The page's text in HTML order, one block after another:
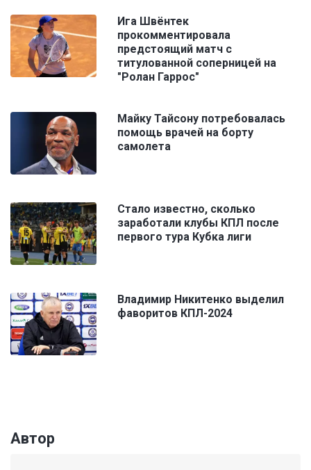
Ига Швёнтек
прокомментировала
предстоящий матч с
титулованной соперницей на
"Ролан Гаррос"
Майку Тайсону потребовалась
помощь врачей на борту
самолета
Стало известно, сколько
заработали клубы КПЛ после
первого тура Кубка лиги
Владимир Никитенко выделил
фаворитов КПЛ-2024
Автор